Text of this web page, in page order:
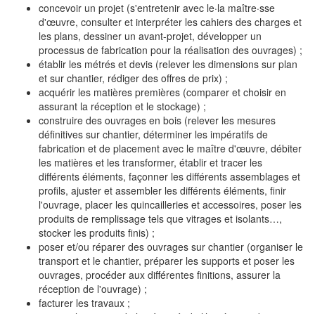
concevoir un projet (s'entretenir avec le·la maître·sse
d'œuvre, consulter et interpréter les cahiers des charges et
les plans, dessiner un avant-projet, développer un
processus de fabrication pour la réalisation des ouvrages) ;
établir les métrés et devis (relever les dimensions sur plan
et sur chantier, rédiger des offres de prix) ;
acquérir les matières premières (comparer et choisir en
assurant la réception et le stockage) ;
construire des ouvrages en bois (relever les mesures
définitives sur chantier, déterminer les impératifs de
fabrication et de placement avec le maître d'œuvre, débiter
les matières et les transformer, établir et tracer les
différents éléments, façonner les différents assemblages et
profils, ajuster et assembler les différents éléments, finir
l'ouvrage, placer les quincailleries et accessoires, poser les
produits de remplissage tels que vitrages et isolants…,
stocker les produits finis) ;
poser et/ou réparer des ouvrages sur chantier (organiser le
transport et le chantier, préparer les supports et poser les
ouvrages, procéder aux différentes finitions, assurer la
réception de l'ouvrage) ;
facturer les travaux ;